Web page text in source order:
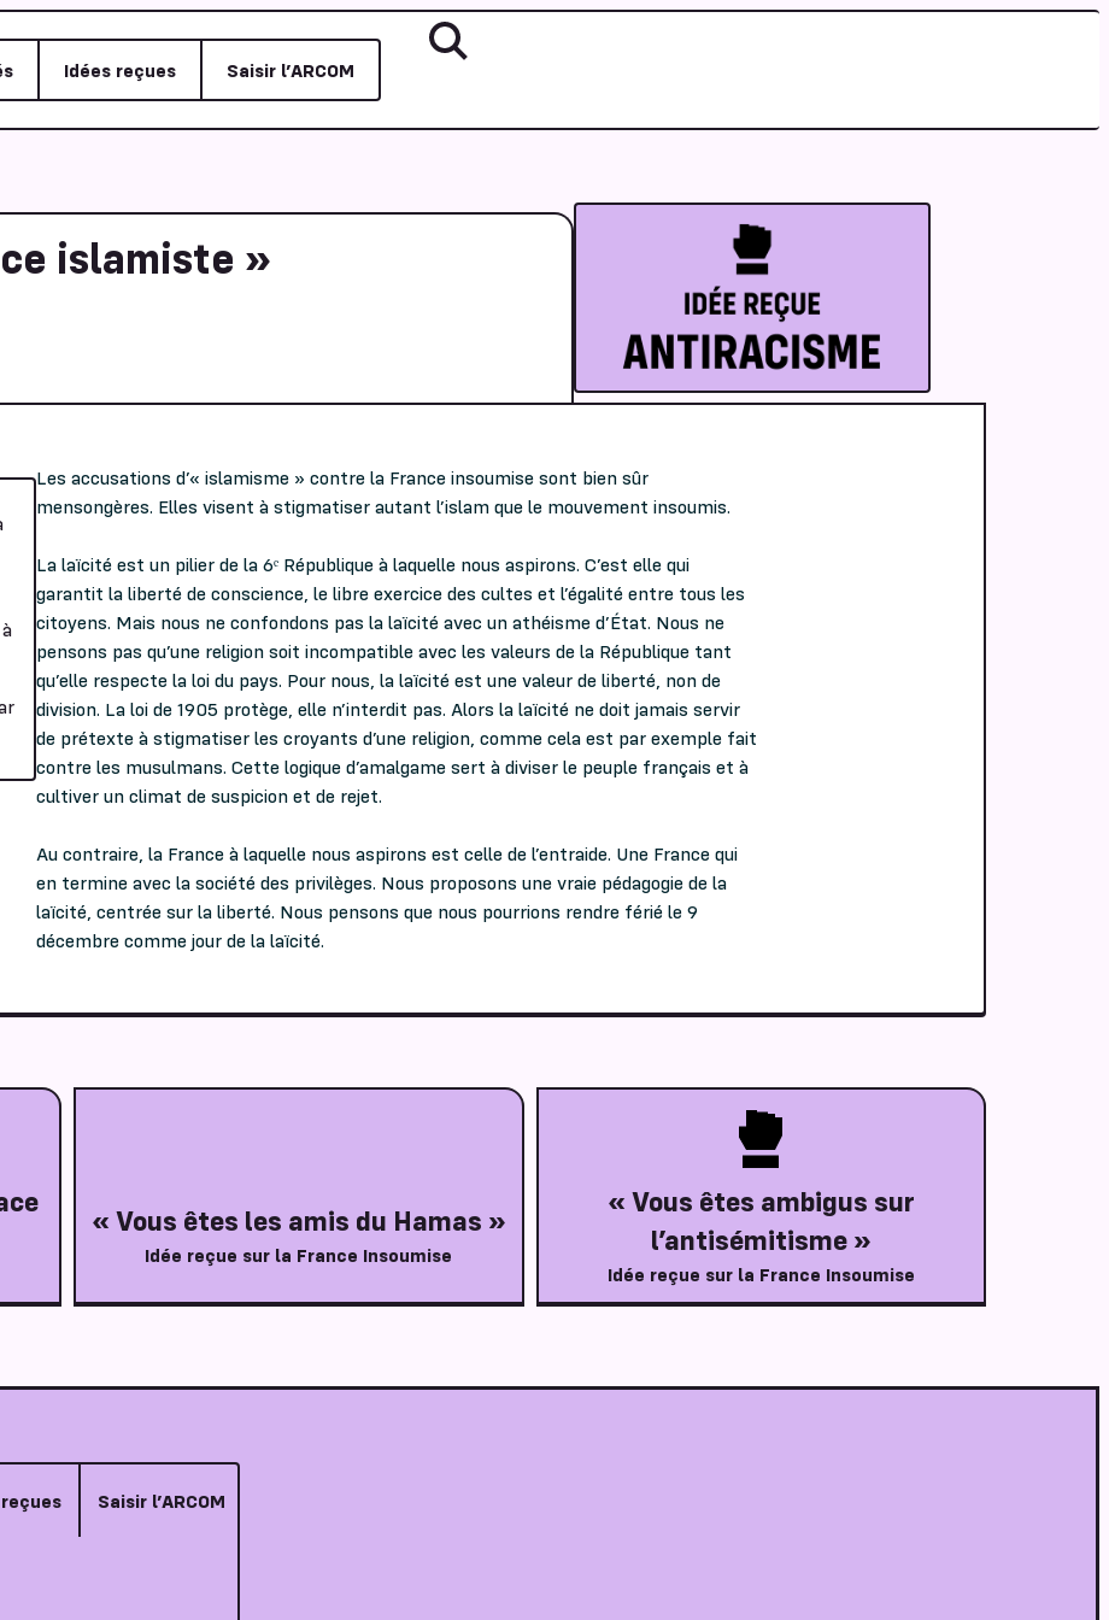
Idées reçues Saisir l’ARCOM
islamiste »
Les accusations d’« islamisme » contre la France insoumise sont bien sûr
mensongères. Elles visent à stigmatiser autant l’islam que le mouvement insoumis.
La laïcité est un pilier de la 6ᵉ République à laquelle nous aspirons. C’est elle qui
garantit la liberté de conscience, le libre exercice des cultes et l’égalité entre tous les
citoyens. Mais nous ne confondons pas la laïcité avec un athéisme d’État. Nous ne
pensons pas qu’une religion soit incompatible avec les valeurs de la République tant
qu’elle respecte la loi du pays. Pour nous, la laïcité est une valeur de liberté, non de
division. La loi de 1905 protège, elle n’interdit pas. Alors la laïcité ne doit jamais servir
de prétexte à stigmatiser les croyants d’une religion, comme cela est par exemple fait
contre les musulmans. Cette logique d’amalgame sert à diviser le peuple français et à
cultiver un climat de suspicion et de rejet.
Au contraire, la France à laquelle nous aspirons est celle de l’entraide. Une France qui
en termine avec la société des privilèges. Nous proposons une vraie pédagogie de la
laïcité, centrée sur la liberté. Nous pensons que nous pourrions rendre férié le 9
décembre comme jour de la laïcité.
« Vous êtes les amis du Hamas »
Idée reçue sur la France Insoumise
« Vous êtes ambigus sur
l’antisémitisme »
Idée reçue sur la France Insoumise
Saisir l’ARCOM